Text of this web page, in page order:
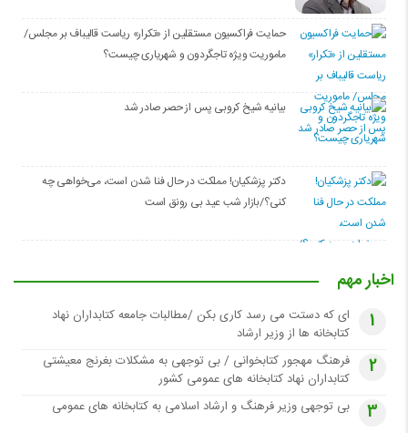
حمایت فراکسیون مستقلین از «تکرار» ریاست قالیباف بر مجلس/
ماموریت ویژه تاجگردون و شهریاری چیست؟
بیانیه شیخ کروبی پس از حصر صادر شد
دکتر پزشکیان! مملکت در حال فنا شدن است، می‌خواهی چه
کنی؟/بازار شب عید بی رونق است
اخبار مهم
1
ای که دستت می رسد کاری بکن /مطالبات جامعه کتابداران نهاد
کتابخانه ها از وزیر ارشاد
2
فرهنگ مهجور کتابخوانی / بی توجهی به مشکلات بغرنج معیشتی
کتابداران نهاد کتابخانه های عمومی کشور
3 بی توجهی وزیر فرهنگ و ارشاد اسلامی به کتابخانه های عمومی